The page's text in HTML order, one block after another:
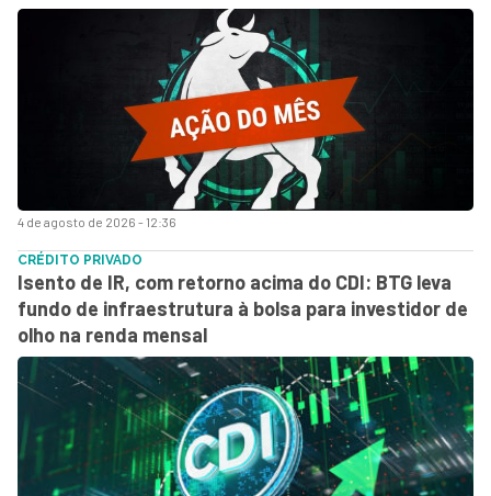
4 de agosto de 2026 - 12:36
CRÉDITO PRIVADO
Isento de IR, com retorno acima do CDI: BTG leva
fundo de infraestrutura à bolsa para investidor de
olho na renda mensal